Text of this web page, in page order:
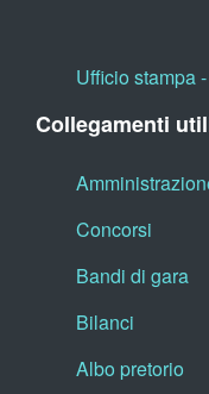
Ufficio stampa
Collegamenti
Concorsi
Bandi di gara
Bilanci
Albo pretorio